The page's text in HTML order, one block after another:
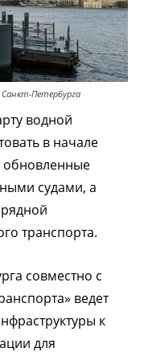
Петербурга
водной
в начале
обновленные
судами, а
транспорта.
совместно с
ведет
к
для